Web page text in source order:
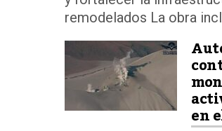
remodelados La obra
en